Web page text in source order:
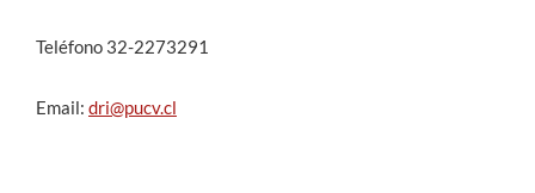
Teléfono 32-2273291
Email: dri@pucv.cl